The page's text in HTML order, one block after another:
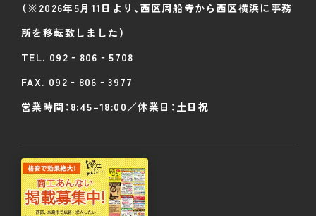
（※2026年5月11日より、西区周船寺から西区横浜に事務
所を移転致しました）
TEL. 092‐806‐5708
FAX. 092‐806‐3977
営業時間：8:45–18:00／休業日：土日祝